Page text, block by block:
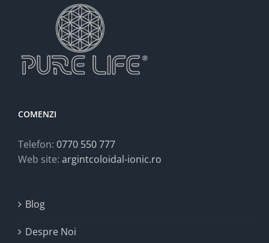
COMENZI
Telefon: 0770 550 777
Web site: argintcoloidal-ionic.ro
Blog
Despre Noi